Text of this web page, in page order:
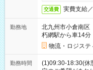
交通費 実費支給
勤務地
北九州市小倉南区
朽網駅から車14分
物流・ロジステ
勤務時間
(1)09:30-18:30(休